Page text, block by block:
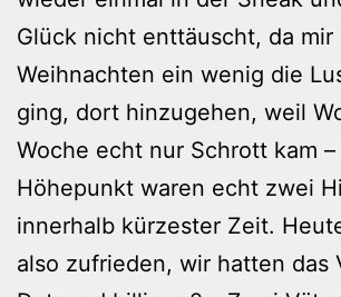
Glück nicht enttäuscht, da mir
Weihnachten ein wenig die
ging, dort hinzugehen, weil
Woche echt nur Schrott kam
Höhepunkt waren echt zwei
innerhalb kürzester Zeit.
also zufrieden, wir hatten das